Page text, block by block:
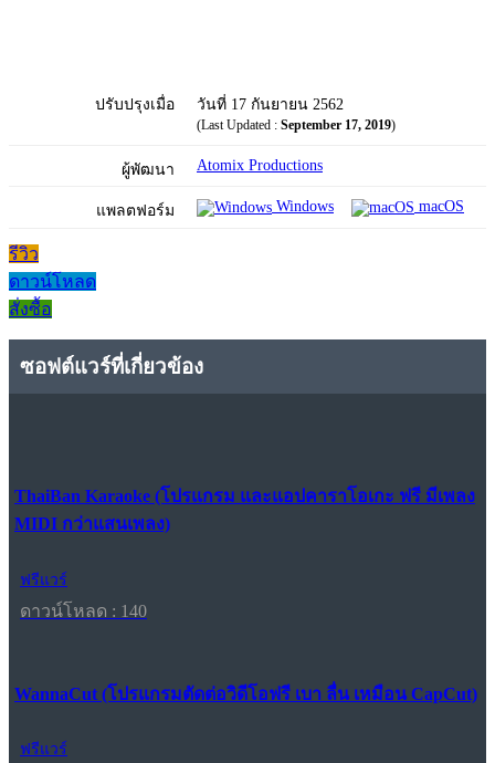
ปรับปรุงเมื่อ วันที่ 17 กันยายน 2562
(Last Updated : September 17, 2019)
ผู้พัฒนา Atomix Productions
แพลตฟอร์ม Windows macOS
รีวิว
ดาวน์โหลด
สั่งซื้อ
ซอฟต์แวร์ที่เกี่ยวข้อง
ThaiBan Karaoke (โปรแกรม และแอปคาราโอเกะ ฟรี มีเพลง
MIDI กว่าแสนเพลง)
ฟรีแวร์
ดาวน์โหลด : 140
WannaCut (โปรแกรมตัดต่อวิดีโอฟรี เบา ลื่น เหมือน CapCut)
ฟรีแวร์